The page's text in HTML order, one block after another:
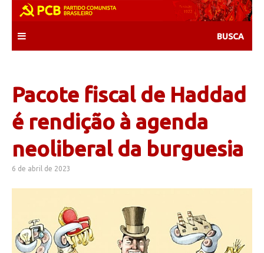
content
Pacote fiscal de Haddad
é rendição à agenda
neoliberal da burguesia
6 de abril de 2023